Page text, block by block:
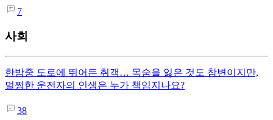
7
사회
한밤중 도로에 뛰어든 취객… 목숨을 잃은 것도 참변이지만,
멀쩡한 운전자의 인생은 누가 책임지나요?
38